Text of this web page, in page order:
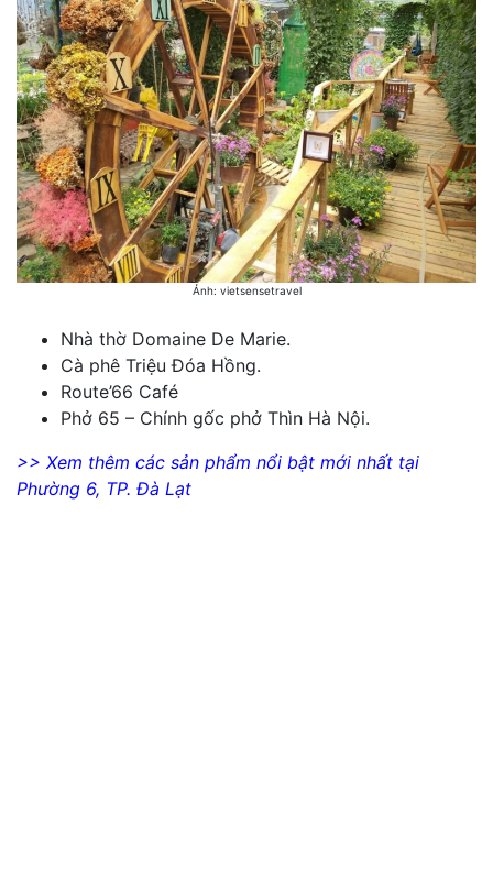
Ảnh: vietsensetravel
Nhà thờ Domaine De Marie.
Cà phê Triệu Đóa Hồng.
Route’66 Café
Phở 65 – Chính gốc phở Thìn Hà Nội.
>> Xem thêm các sản phẩm nổi bật mới nhất tại
Phường 6, TP. Đà Lạt